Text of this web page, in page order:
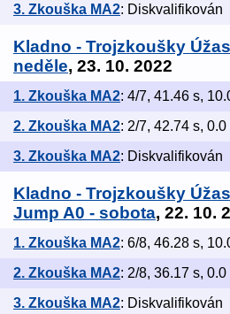
3. Zkouška MA2: Diskvalifikován
Kladno - Trojzkoušky
neděle, 23. 10. 2022
1. Zkouška MA2: 4/7, 41.46 s,
2. Zkouška MA2: 2/7, 42.74 s,
3. Zkouška MA2: Diskvalifikován
Kladno - Trojzkoušky
Jump A0 - sobota, 22. 10.
1. Zkouška MA2: 6/8, 46.28 s,
2. Zkouška MA2: 2/8, 36.17 s,
3. Zkouška MA2: Diskvalifikován